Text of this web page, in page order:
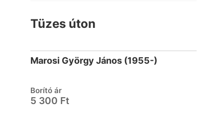
Tüzes úton
Marosi György János (1955-)
Borító ár
5 300 Ft